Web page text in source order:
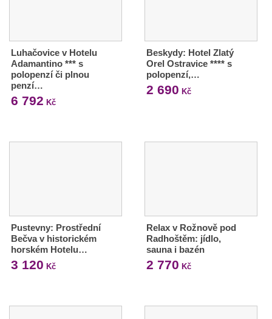
Luhačovice v Hotelu
Adamantino *** s
polopenzí či plnou
penzí…
6 792 Kč
Beskydy: Hotel Zlatý
Orel Ostravice **** s
polopenzí,…
2 690 Kč
Pustevny: Prostřední
Bečva v historickém
horském Hotelu…
3 120 Kč
Relax v Rožnově pod
Radhoštěm: jídlo,
sauna i bazén
2 770 Kč